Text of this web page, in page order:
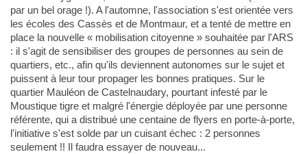
par un bel orage !). A l'automne, l'association s'est orientée vers
les écoles des Cassès et de Montmaur, et a tenté de mettre en
place la nouvelle « mobilisation citoyenne » souhaitée par l'ARS
: il s'agit de sensibiliser des groupes de personnes au sein de
quartiers, etc., afin qu'ils deviennent autonomes sur le sujet et
puissent à leur tour propager les bonnes pratiques. Sur le
quartier Mauléon de Castelnaudary, pourtant infesté par le
Moustique tigre et malgré l'énergie déployée par une personne
référente, qui a distribué une centaine de flyers en porte-à-porte,
l'initiative s'est solde par un cuisant échec : 2 personnes
seulement !! Il faudra essayer de nouveau...